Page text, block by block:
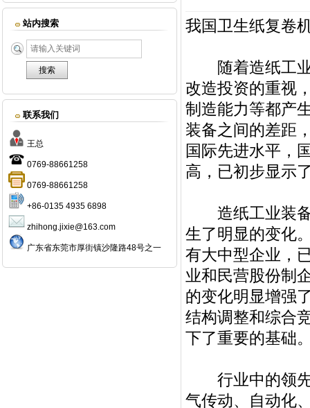
站内搜索
联系我们
王总
0769-88661258
0769-88661258
+86-0135 4935 6898
zhihong.jixie@163.com
广东省东莞市厚街镇沙隆路48号之一
我国卫生纸复卷
随着造纸工业
改造投资的重视
制造能力等都产
装备之间的差距
国际先进水平，
高，已初步显示
造纸工业装备
生了明显的变化
有大中型企业，
业和民营股份制
的变化明显增强
结构调整和综合
下了重要的基础
行业中的领先
气传动、自动化